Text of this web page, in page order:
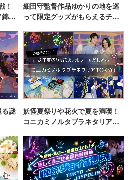
！
糸
細田守監督作品ゆかりの地を巡
って限定グッズがもらえるチャ
る謎
妖怪夏祭りや花火で夏を満喫！
コニカミノルタプラネタリア